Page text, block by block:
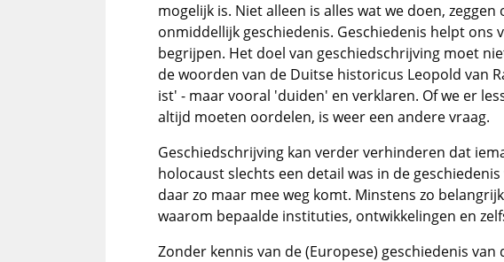
mogelijk is. Niet alleen is alles wat we doen,
onmiddellijk geschiedenis. Geschiedenis helpt ons
begrijpen. Het doel van geschiedschrijving moet
de woorden van de Duitse historicus Leopold van
ist' - maar vooral 'duiden' en verklaren. Of we er
altijd moeten oordelen, is weer een andere vraag.
Geschiedschrijving kan verder verhinderen dat
holocaust slechts een detail was in de
daar zo maar mee weg komt. Minstens zo
waarom bepaalde instituties, ontwikkelingen en
Zonder kennis van de (Europese) geschiedenis van